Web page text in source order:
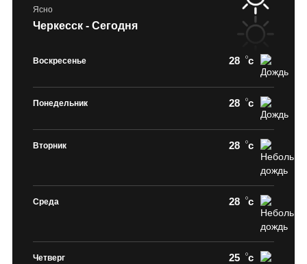
Ясно
Черкесск - Сегодня
Воскресенье 28 c
Понедельник 28 c
Вторник 28 c
Среда 28 c
Четверг 25 c